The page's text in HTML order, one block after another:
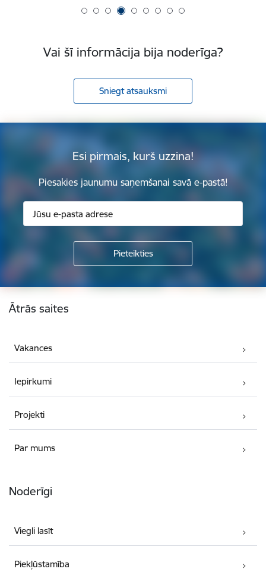
Vai šī informācija bija noderīga?
Sniegt atsauksmi
Esi pirmais, kurš uzzina!
Piesakies jaunumu saņemšanai savā e-pastā!
Kājene
Ātrās saites
Vakances
Iepirkumi
Projekti
Par mums
Noderīgi
Viegli lasīt
Piekļūstamība